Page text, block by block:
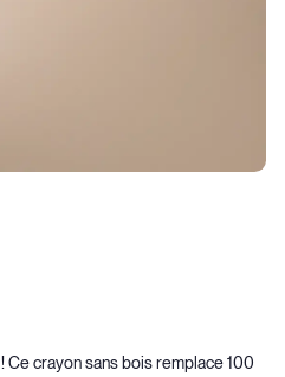
Ce crayon sans bois remplace 100